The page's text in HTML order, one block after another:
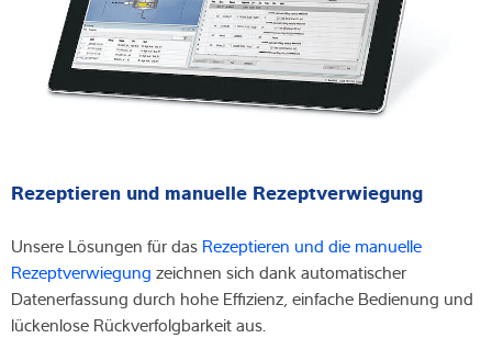
Rezeptieren und manuelle Rezeptverwiegung
Unsere Lösungen für das Rezeptieren und die manuelle
Rezeptverwiegung zeichnen sich dank automatischer
Datenerfassung durch hohe Effizienz, einfache Bedienung und
lückenlose Rückverfolgbarkeit aus.